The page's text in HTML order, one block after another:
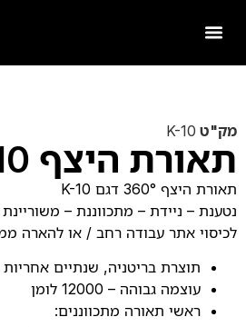
מק"ט K-10
תאורת היצף K-10
תאורת היצף 360° דגם K-10
נטענת – ניידת – מתכווננת – משוריינת
לכיסוי אתר עבודה רחב / או להארה
תוצרת בריטניה, שנתיים אחריות
עוצמה גבוהה – 12000 לומן
ראשי תאורה מתכווננים: